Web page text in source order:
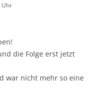
Uhr
die Folge erst jetzt
war nicht mehr so eine